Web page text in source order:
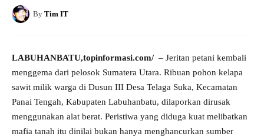
By Tim IT
LABUHANBATU,topinformasi.com/– Jeritan petani kembali
menggema dari pelosok Sumatera Utara. Ribuan pohon kelapa
sawit milik warga di Dusun III Desa Telaga Suka, Kecamatan
Panai Tengah, Kabupaten Labuhanbatu, dilaporkan dirusak
menggunakan alat berat. Peristiwa yang diduga kuat melibatkan
mafia tanah itu dinilai bukan hanya menghancurkan sumber